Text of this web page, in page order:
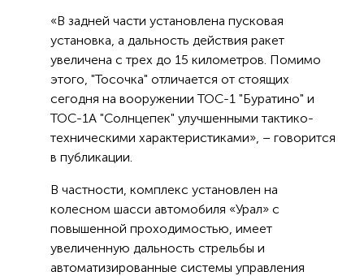
«В задней части установлена пусковая
установка, а дальность действия ракет
увеличена с трех до 15 километров. Помимо
этого, "Тосочка" отличается от стоящих
сегодня на вооружении ТОС-1 "Буратино" и
ТОС-1А "Солнцепек" улучшенными тактико-
техническими характеристиками», – говорится
в публикации.
В частности, комплекс установлен на
колесном шасси автомобиля «Урал» с
повышенной проходимостью, имеет
увеличенную дальность стрельбы и
автоматизированные системы управления